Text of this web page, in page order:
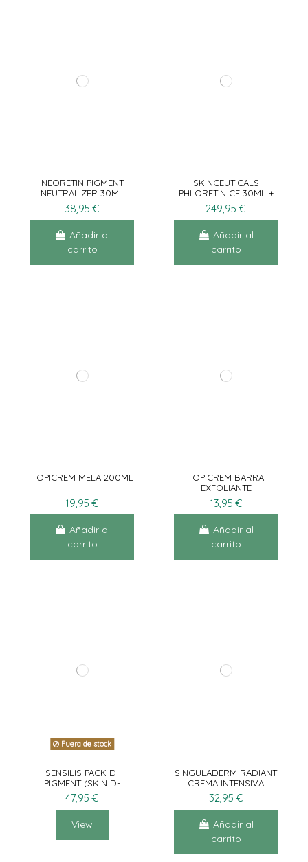
NEORETIN PIGMENT
NEUTRALIZER 30ML
38,95 €
Añadir al
carrito
SKINCEUTICALS
PHLORETIN CF 30ML +
DISCOLORATION
DEFENSE 30ML +
BRIGHTENING 15ML
249,95 €
Añadir al
carrito
TOPICREM MELA 200ML
19,95 €
Añadir al
carrito
TOPICREM BARRA
EXFOLIANTE
UNIFICADORA 150G
13,95 €
Añadir al
carrito
Fuera de stock
SENSILIS PACK D-
PIGMENT (SKIN D-
PIGMENT SERUM 30ML +
AHA10 OVERNIGHT 15ML
47,95 €
View
SINGULADERM RADIANT
CREMA INTENSIVA
FORTE
32,95 €
Añadir al
carrito